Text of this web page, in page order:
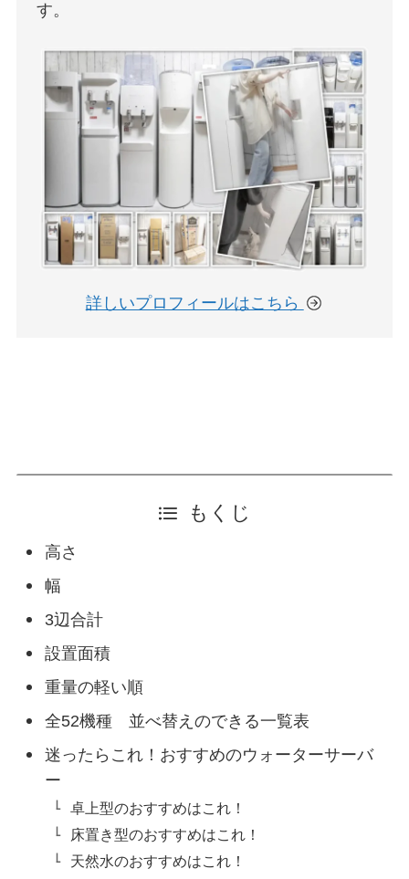
す。
詳しいプロフィールはこちら
もくじ
高さ
幅
3辺合計
設置面積
重量の軽い順
全52機種 並べ替えのできる一覧表
迷ったらこれ！おすすめのウォーターサーバ
ー
卓上型のおすすめはこれ！
床置き型のおすすめはこれ！
天然水のおすすめはこれ！